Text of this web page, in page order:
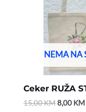
NEMA NA
Ceker RUŽA
15,00KM8,00 KM